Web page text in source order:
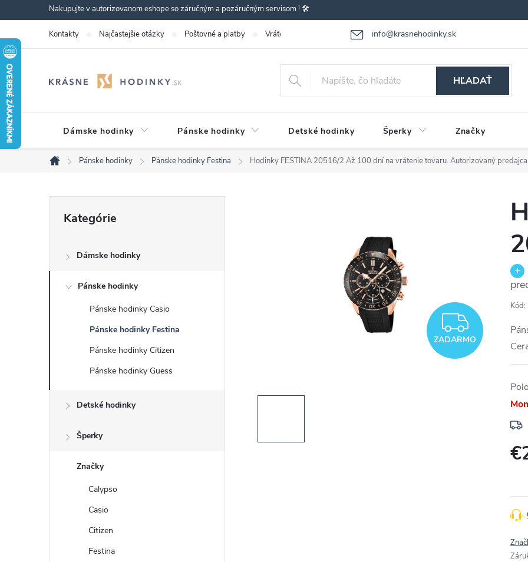
na
obsah
Nakupujte v autorizovanom eshope so záručným a pozáručným servisom ! 🛠️
info@krasnehodinky.sk
Kontakty Najčastejšie otázky Poštovné a platby Vrátenie-výmena tovaru Reklamácia tovaru Obchodné podmienky
HĽADAŤ
Dámske hodinky Pánske hodinky Detské hodinky Šperky Značky
Domov
Pánske hodinky Pánske hodinky Festina Hodinky FESTINA 20516/2 Až 100 dní na vrátenie tovaru. Autorizovaný
č
a
kategórie
Kategórie
Dámske hodinky
Pánske hodinky
Pánske hodinky Casio
Pánske hodinky Festina
Pánske hodinky Citizen
Pánske hodinky Guess
Detské hodinky
Šperky
Značky
Calypso
Casio
Citizen
Festina
ZADARMO
Kód: